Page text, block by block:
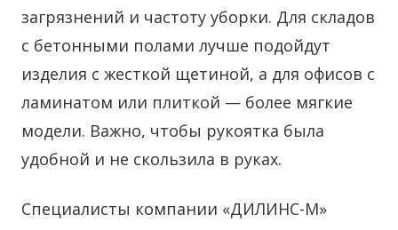
загрязнений и частоту уборки. Для складов
с бетонными полами лучше подойдут
изделия с жесткой щетиной, а для офисов с
ламинатом или плиткой — более мягкие
модели. Важно, чтобы рукоятка была
удобной и не скользила в руках.
Специалисты компании «ДИЛИНС-М»